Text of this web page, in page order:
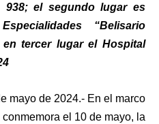
938; el segundo lugar es
“Belisario
tercer lugar el Hospital
mayo de 2024.- En el marco
el 10 de mayo, la